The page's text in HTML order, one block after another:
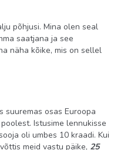
põhjusi. Mina olen seal
saatjana ja see
näha kõike, mis on sellel
suuremas osas Euroopa
Istusime lennukisse
oli umbes 10 kraadi. Kui
meid vastu päike, 25